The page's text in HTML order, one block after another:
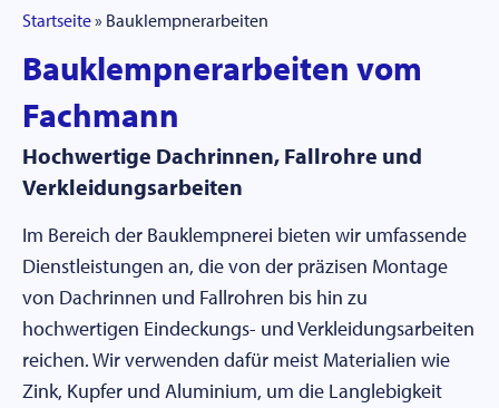
Startseite» Bauklempnerarbeiten
Bauklempnerarbeiten vom
Fachmann
Hochwertige Dachrinnen, Fallrohre und
Verkleidungsarbeiten
Im Bereich der Bauklempnerei bieten wir umfassende
Dienstleistungen an, die von der präzisen Montage
von Dachrinnen und Fallrohren bis hin zu
hochwertigen Eindeckungs- und Verkleidungsarbeiten
reichen. Wir verwenden dafür meist Materialien wie
Zink, Kupfer und Aluminium, um die Langlebigkeit